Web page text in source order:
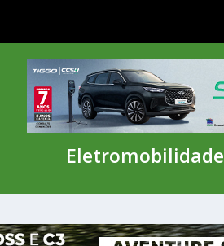
Eletromobilidade